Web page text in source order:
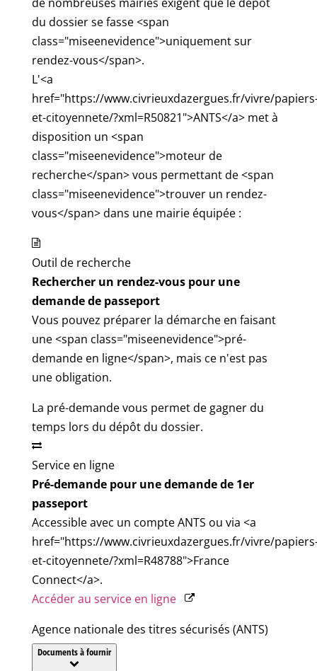
du dossier se fasse <span
class="miseenevidence">uniquement sur
rendez-vous</span>.
L'<a
href="https://www.civrieuxdazergues.fr/vivre/
et-citoyennete/?xml=R50821">ANTS</a> met à
disposition un <span
class="miseenevidence">moteur de
recherche</span> vous permettant de <span
class="miseenevidence">trouver un rendez-
vous</span> dans une mairie équipée :
Outil de recherche
Rechercher un rendez-vous pour une
demande de passeport
Vous pouvez préparer la démarche en faisant
une <span class="miseenevidence">pré-
demande en ligne</span>, mais ce n'est pas
une obligation.
La pré-demande vous permet de gagner du
temps lors du dépôt du dossier.
Service en ligne
Pré-demande pour une demande de 1er
passeport
Accessible avec un compte ANTS ou via <a
href="https://www.civrieuxdazergues.fr/vivre/
et-citoyennete/?xml=R48788">France
Connect</a>.
Accéder au service en ligne
Agence nationale des titres sécurisés (ANTS)
Documents à fournir